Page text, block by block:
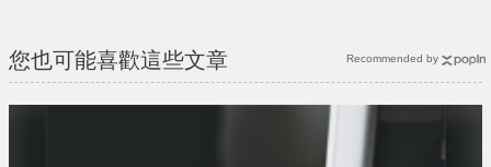
您也可能喜歡這些文章 Recommended by